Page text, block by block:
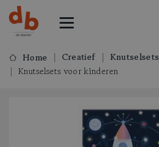
Home Creatief
Knutselsets
Knutselsets voor kinderen